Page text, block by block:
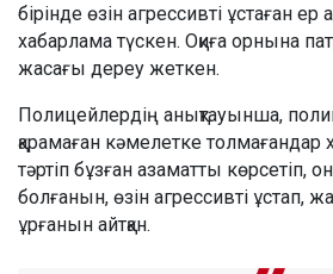
бірінде өзін агрессивті ұстаған
хабарлама түскен. Оқиға орнына
жасағы дереу жеткен.
Полицейлердің анықтауынша,
қарамаған кәмелетке толмағандар
тәртіп бұзған азаматты көрсетіп,
болғанын, өзін агрессивті ұстап,
ұрғанын айтқан.